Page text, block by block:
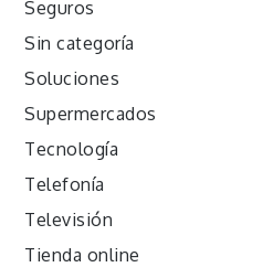
Seguros
Sin categoría
Soluciones
Supermercados
Tecnología
Telefonía
Televisión
Tienda online